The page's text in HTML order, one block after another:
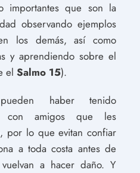
importantes que son la
observando ejemplos
los demás, así como
y aprendiendo sobre el
el Salmo 15).
haber tenido
con amigos que les
por lo que evitan confiar
a toda costa antes de
a hacer daño. Y